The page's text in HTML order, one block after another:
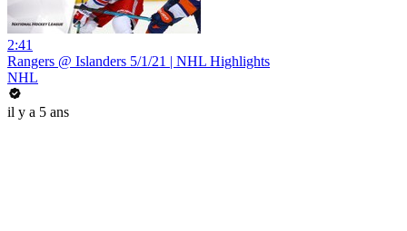
2:41
Rangers @ Islanders 5/1/21 | NHL Highlights
NHL
il y a 5 ans